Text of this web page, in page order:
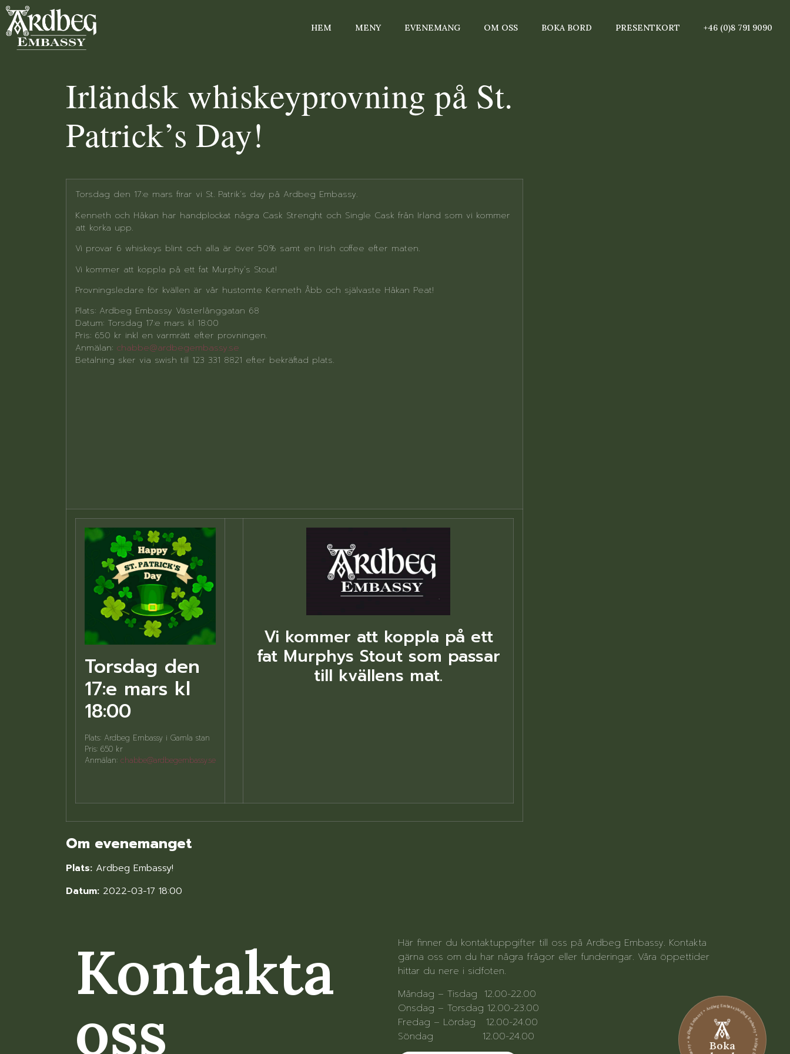
HEM MENY EVENEMANG OM OSS BOKA BORD PRESENTKORT +46 (0)8 791 9090
Irländsk whiskeyprovning på St.
Patrick’s Day!
Torsdag den 17:e mars firar vi St. Patrik´s day på Ardbeg Embassy.
Kenneth och Håkan har handplockat några Cask Strenght och Single Cask från Irland som vi kommer
att korka upp.
Vi provar 6 whiskeys blint och alla är över 50% samt en Irish coffee efter maten.
Vi kommer att koppla på ett fat Murphy´s Stout!
Provningsledare för kvällen är vår hustomte Kenneth Åbb och självaste Håkan Peat!
Plats: Ardbeg Embassy Västerlånggatan 68
Datum: Torsdag 17:e mars kl 18:00
Pris: 650 kr inkl en varmrätt efter provningen.
Anmälan: chabbe@ardbegembassy.se
Betalning sker via swish till 123 331 8821 efter bekräftad plats.
Torsdag den
17:e mars kl
18:00
Plats: Ardbeg Embassy i Gamla stan
Pris: 650 kr
Anmälan: chabbe@ardbegembassy.se
Vi kommer att koppla på ett
fat Murphys Stout som passar
till kvällens mat.
Om evenemanget
Plats: Ardbeg Embassy!
Datum: 2022-03-17 18:00
Boka
Kontakta
oss
Här finner du kontaktuppgifter till oss på Ardbeg Embassy. Kontakta
gärna oss om du har några frågor eller funderingar. Våra öppettider
hittar du nere i sidfoten.
Måndag – Tisdag 12.00-22.00
Onsdag – Torsdag 12.00-23.00
Fredag – Lördag 12.00-24.00
Söndag 12.00-24.00